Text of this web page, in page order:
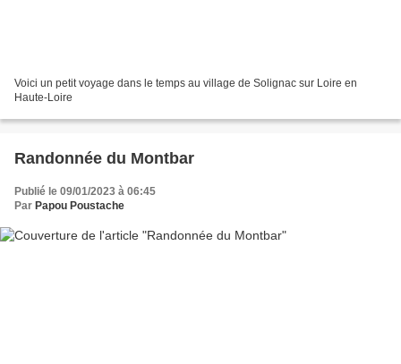
Voici un petit voyage dans le temps au village de Solignac sur Loire en
Haute-Loire
Randonnée du Montbar
Publié le 09/01/2023 à 06:45
Par Papou Poustache